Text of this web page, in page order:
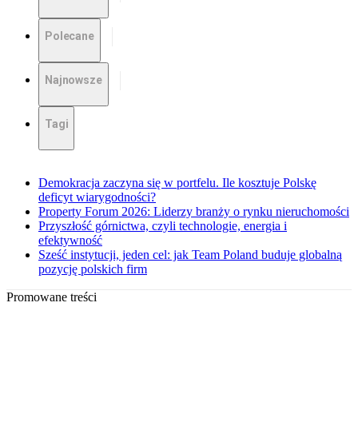
Polecane
Najnowsze
Tagi
Demokracja zaczyna się w portfelu. Ile kosztuje Polskę
deficyt wiarygodności?
Property Forum 2026: Liderzy branży o rynku nieruchomości
Przyszłość górnictwa, czyli technologie, energia i
efektywność
Sześć instytucji, jeden cel: jak Team Poland buduje globalną
pozycję polskich firm
Promowane treści